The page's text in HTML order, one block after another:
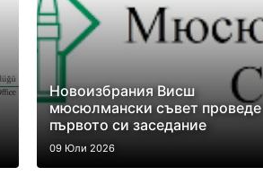
Новоизбрания Висш
мюсюлмански съвет проведе
първото си заседание
09 Юли 2026